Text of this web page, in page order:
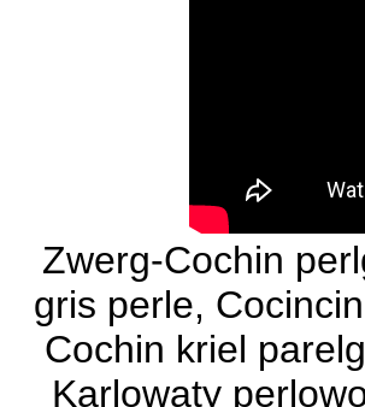
Zwerg-Cochin
gris perle,
Cochin kriel
Karlowaty